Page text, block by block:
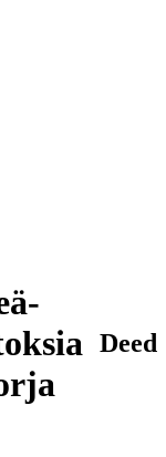
Deed